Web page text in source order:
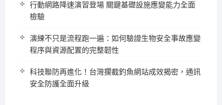
行動網路降速演習登場 關鍵基礎設施應變能力全面
檢驗
演練不只是流程跑一遍：如何驗證生物安全事故應變
程序與資源配置的完整韌性
科技聯防再進化！台灣攔截釣魚網站成效揭密，通訊
安全防護全面升級